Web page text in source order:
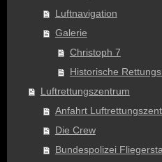
Luftnavigation
Galerie
Christoph 7
Historische
Luftrettungszentrum
Anfahrt
Die Crew
Bundespolizei